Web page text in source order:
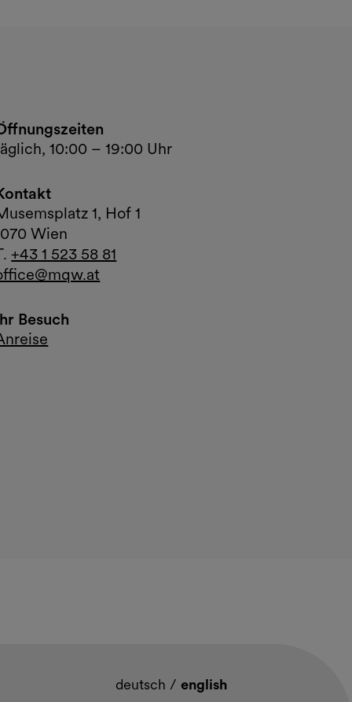
10:00 – 19:00 Uhr
1, Hof 1
Wien
+43 1 523 58 81
Besuch
deutsch / english